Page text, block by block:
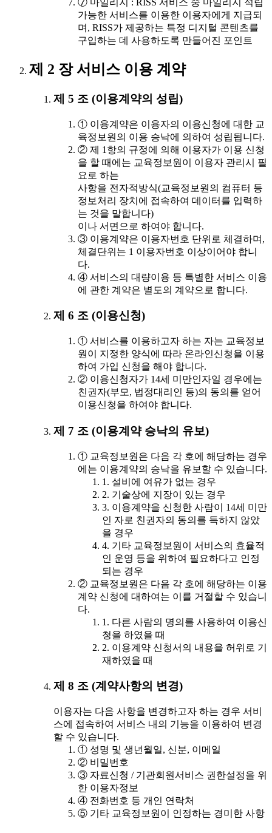
⑦ 마일리지 : RISS 서비스 중 마일리지 적립
가능한 서비스를 이용한 이용자에게 지급되
며, RISS가 제공하는 특정 디지털 콘텐츠를
구입하는 데 사용하도록 만들어진 포인트
제 2 장 서비스 이용 계약
제 5 조 (이용계약의 성립)
① 이용계약은 이용자의 이용신청에 대한 교
육정보원의 이용 승낙에 의하여 성립됩니다.
② 제 1항의 규정에 의해 이용자가 이용 신청
을 할 때에는 교육정보원이 이용자 관리시 필
요로 하는
사항을 전자적방식(교육정보원의 컴퓨터 등
정보처리 장치에 접속하여 데이터를 입력하
는 것을 말합니다)
이나 서면으로 하여야 합니다.
③ 이용계약은 이용자번호 단위로 체결하며,
체결단위는 1 이용자번호 이상이어야 합니
다.
④ 서비스의 대량이용 등 특별한 서비스 이용
에 관한 계약은 별도의 계약으로 합니다.
제 6 조 (이용신청)
① 서비스를 이용하고자 하는 자는 교육정보
원이 지정한 양식에 따라 온라인신청을 이용
하여 가입 신청을 해야 합니다.
② 이용신청자가 14세 미만인자일 경우에는
친권자(부모, 법정대리인 등)의 동의를 얻어
이용신청을 하여야 합니다.
제 7 조 (이용계약 승낙의 유보)
① 교육정보원은 다음 각 호에 해당하는 경우
에는 이용계약의 승낙을 유보할 수 있습니다.
1. 설비에 여유가 없는 경우
2. 기술상에 지장이 있는 경우
3. 이용계약을 신청한 사람이 14세 미만
인 자로 친권자의 동의를 득하지 않았
을 경우
4. 기타 교육정보원이 서비스의 효율적
인 운영 등을 위하여 필요하다고 인정
되는 경우
② 교육정보원은 다음 각 호에 해당하는 이용
계약 신청에 대하여는 이를 거절할 수 있습니
다.
1. 다른 사람의 명의를 사용하여 이용신
청을 하였을 때
2. 이용계약 신청서의 내용을 허위로 기
재하였을 때
제 8 조 (계약사항의 변경)
이용자는 다음 사항을 변경하고자 하는 경우 서비
스에 접속하여 서비스 내의 기능을 이용하여 변경
할 수 있습니다.
① 성명 및 생년월일, 신분, 이메일
② 비밀번호
③ 자료신청 / 기관회원서비스 권한설정을 위
한 이용자정보
④ 전화번호 등 개인 연락처
⑤ 기타 교육정보원이 인정하는 경미한 사항